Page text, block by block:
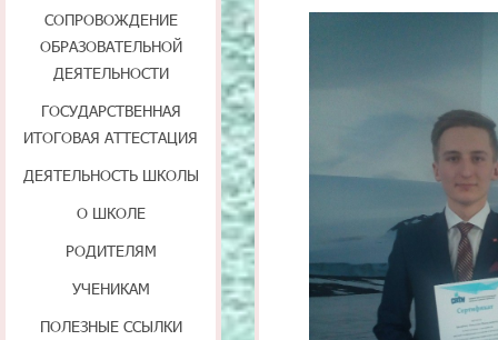
СОПРОВОЖДЕНИЕ
ОБРАЗОВАТЕЛЬНОЙ
ДЕЯТЕЛЬНОСТИ
ГОСУДАРСТВЕННАЯ
ИТОГОВАЯ АТТЕСТАЦИЯ
ДЕЯТЕЛЬНОСТЬ ШКОЛЫ
О ШКОЛЕ
РОДИТЕЛЯМ
УЧЕНИКАМ
ПОЛЕЗНЫЕ ССЫЛКИ